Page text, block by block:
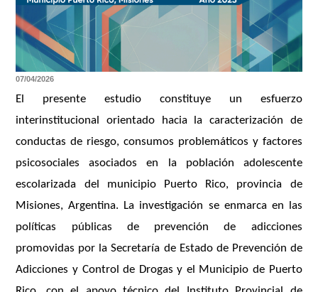
07/04/2026
El presente estudio constituye un esfuerzo
interinstitucional orientado hacia la caracterización de
conductas de riesgo, consumos problemáticos y factores
psicosociales asociados en la población adolescente
escolarizada del municipio Puerto Rico, provincia de
Misiones, Argentina. La investigación se enmarca en las
políticas públicas de prevención de adicciones
promovidas por la Secretaría de Estado de Prevención de
Adicciones y Control de Drogas y el Municipio de Puerto